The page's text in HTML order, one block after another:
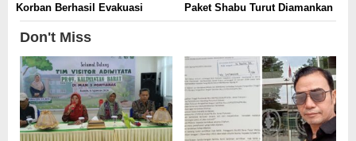
Korban Berhasil Evakuasi
Paket Shabu Turut Diamankan
Don't Miss